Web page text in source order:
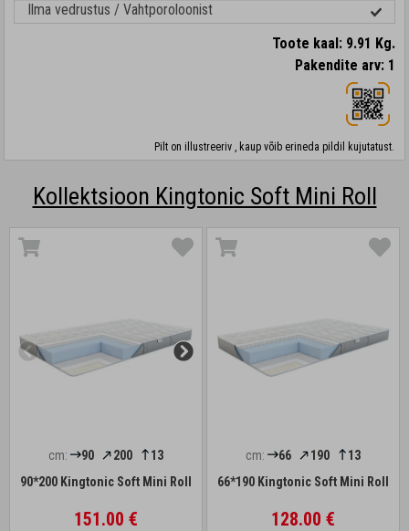
Ilma vedrustus / Vahtporoloonist
Toote kaal: 9.91 Kg.
Pakendite arv: 1
Pilt on illustreeriv , kaup võib erineda pildil kujutatust.
Kollektsioon Kingtonic Soft Mini Roll
cm: 90 200
13
90*200 Kingtonic Soft Mini Roll
151.00 €
cm: 66 190
13
66*190 Kingtonic Soft Mini Roll
128.00 €